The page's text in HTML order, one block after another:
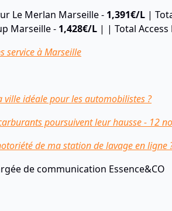
Le Merlan Marseille - 1,391€/L |
Marseille - 1,428€/L | | Total Access
service à Marseille
ville idéale pour les automobilistes ?
poursuivent leur hausse - 12
de ma station de lavage en ligne
de communication Essence&CO